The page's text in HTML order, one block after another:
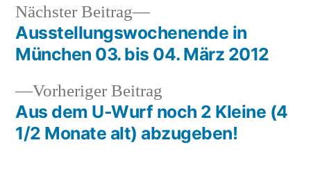
Beitragsnavigation
Vorheriger Beitrag
Beitrag:
Aus dem U-Wurf noch 2 Kleine (4
1/2 Monate alt) abzugeben!
Nächster Beitrag
Nächster
Beitrag:
Ausstellungswochenende in
München 03. bis 04. März 2012